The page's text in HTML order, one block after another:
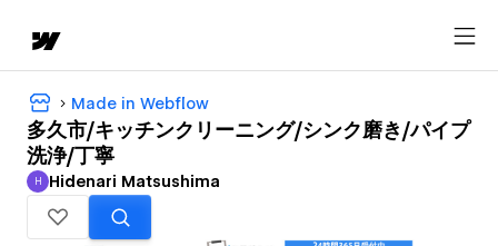
Made in Webflow
多久市/キッチンクリーニング/シンク磨き/パイプ
洗浄/丁寧
Hidenari Matsushima
H Hidenari Matsushima